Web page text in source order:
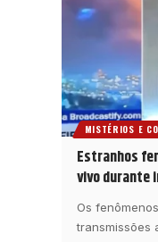
MISTÉRIOS E
Estranhos
vivo durante
Os
transmissões